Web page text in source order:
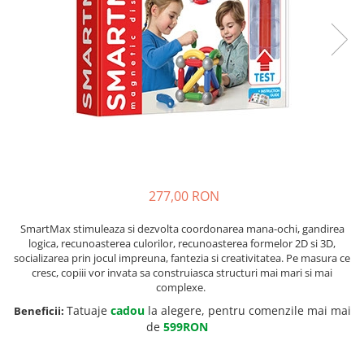
277,00 RON
SmartMax stimuleaza si dezvolta coordonarea mana-ochi, gandirea
logica, recunoasterea culorilor, recunoasterea formelor 2D si 3D,
socializarea prin jocul impreuna, fantezia si creativitatea. Pe masura ce
cresc, copiii vor invata sa construiasca structuri mai mari si mai
complexe.
Beneficii: Tatuaje cadoula alegere, pentru comenzile mai mai
de 599RON